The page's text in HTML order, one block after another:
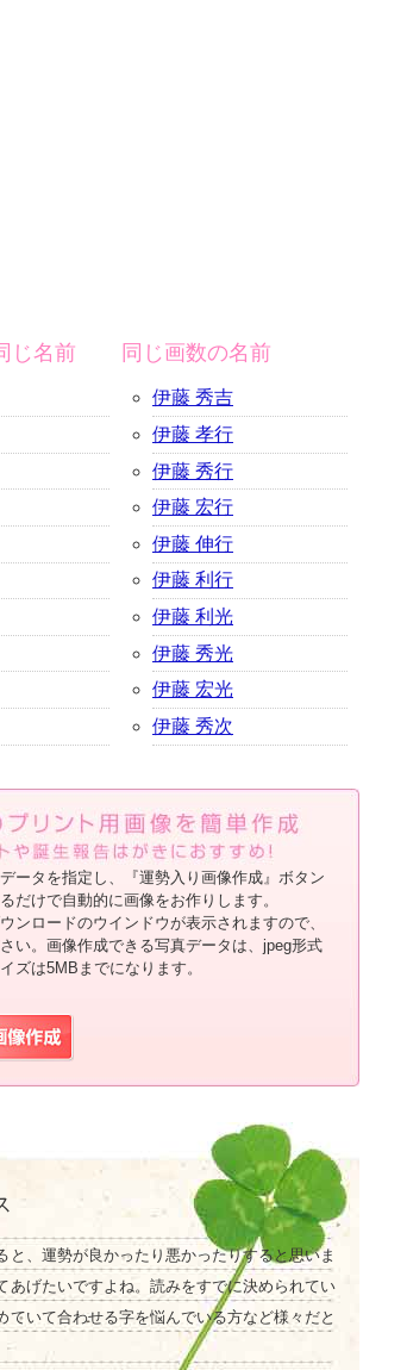
じ名前 同じ画数の名前
伊藤 秀吉
伊藤 孝行
伊藤 秀行
伊藤 宏行
伊藤 伸行
伊藤 利行
伊藤 利光
伊藤 秀光
伊藤 宏光
伊藤 秀次
ータを指定し、『運勢入り画像作成』ボタン
だけで自動的に画像をお作りします。
ンロードのウインドウが表示されますので、
い。画像作成できる写真データは、jpeg形式
ズは5MBまでになります。
、運勢が良かったり悪かったりすると思いま
げたいですよね。読みをすでに決められてい
いて合わせる字を悩んでいる方など様々だと